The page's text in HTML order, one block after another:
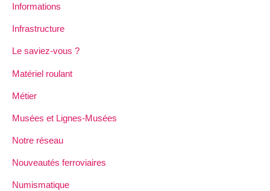
Informations
Infrastructure
Le saviez-vous ?
Matériel roulant
Métier
Musées et Lignes-Musées
Notre réseau
Nouveautés ferroviaires
Numismatique